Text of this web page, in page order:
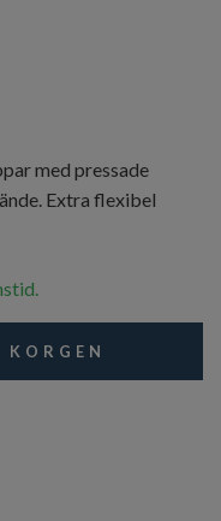
med pressade
Extra flexibel
KORGEN